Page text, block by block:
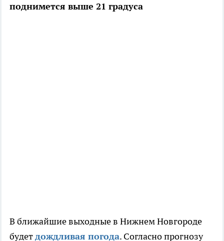
поднимется выше 21 градуса
В ближайшие выходные в Нижнем Новгороде
будетдождливая погода. Согласно прогнозу